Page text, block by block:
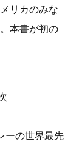
リカのみな
本書が初の
ーの世界最先